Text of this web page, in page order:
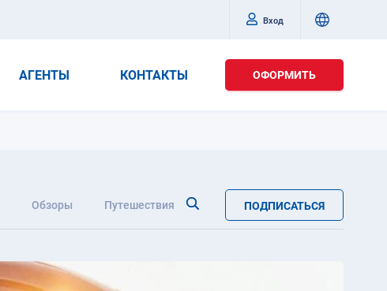
Вход
АГЕНТЫ КОНТАКТЫ ОФОРМИТЬ
Обзоры Путешествия ПОДПИСАТЬСЯ